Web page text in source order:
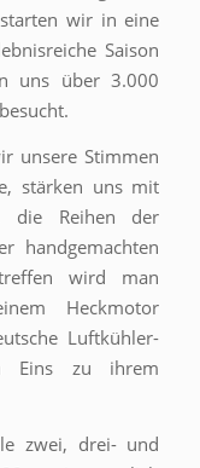
wir in eine
Saison
uns über 3.000
unsere Stimmen
stärken uns mit
die Reihen der
handgemachten
wird man
Heckmotor
Luftkühler-
Eins zu ihrem
zwei, drei- und